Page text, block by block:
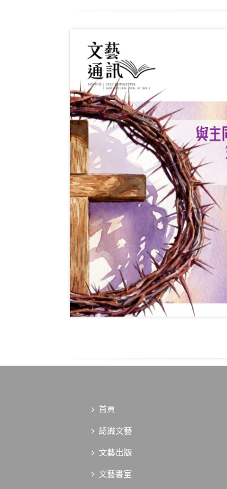
首頁
認識文藝
文藝出版
文藝書室